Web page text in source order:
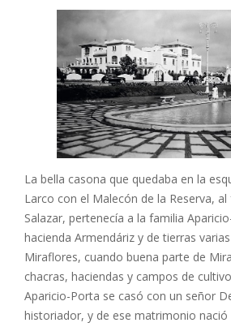
La bella casona que quedaba en la
Larco con el Malecón de la Reserva,
Salazar, pertenecía a la familia
hacienda Armendáriz y de tierras
Miraflores, cuando buena parte de
chacras, haciendas y campos de
Aparicio-Porta se casó con un señor
historiador, y de ese matrimonio nació